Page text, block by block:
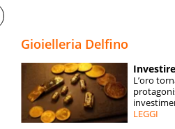
SPECIALI
ESPERTI
Gioielleria Delfino
L’oro
LEGGI